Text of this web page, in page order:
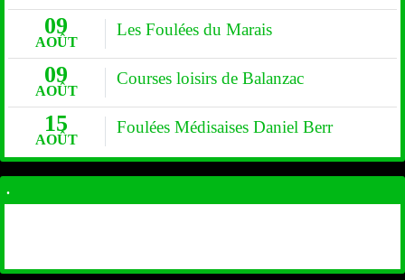
09
AOÛT
Les Foulées du Marais
09
AOÛT
Courses loisirs de Balanzac
15
AOÛT
Foulées Médisaises Daniel Berr
.